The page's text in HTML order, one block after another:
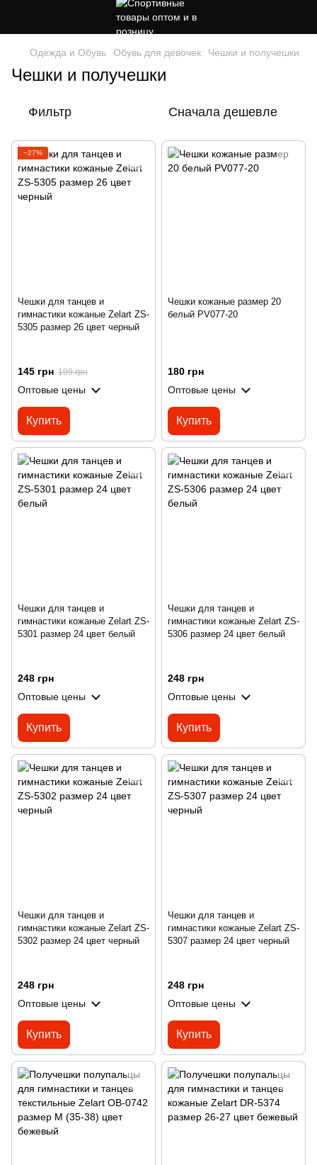
Одежда и Обувь Обувь для девочек Чешки и получешки
Чешки и получешки
Фильтр Сначала дешевле
−27%
Чешки для танцев и
гимнастики кожаные Zelart ZS-
5305 размер 26 цвет черный
145 грн 199 грн
Оптовые цены
Купить
Чешки кожаные размер 20
белый PV077-20
180 грн
Оптовые цены
Купить
Чешки для танцев и
гимнастики кожаные Zelart ZS-
5301 размер 24 цвет белый
248 грн
Оптовые цены
Купить
Чешки для танцев и
гимнастики кожаные Zelart ZS-
5306 размер 24 цвет белый
248 грн
Оптовые цены
Купить
Чешки для танцев и
гимнастики кожаные Zelart ZS-
5302 размер 24 цвет черный
248 грн
Оптовые цены
Купить
Чешки для танцев и
гимнастики кожаные Zelart ZS-
5307 размер 24 цвет черный
248 грн
Оптовые цены
Купить